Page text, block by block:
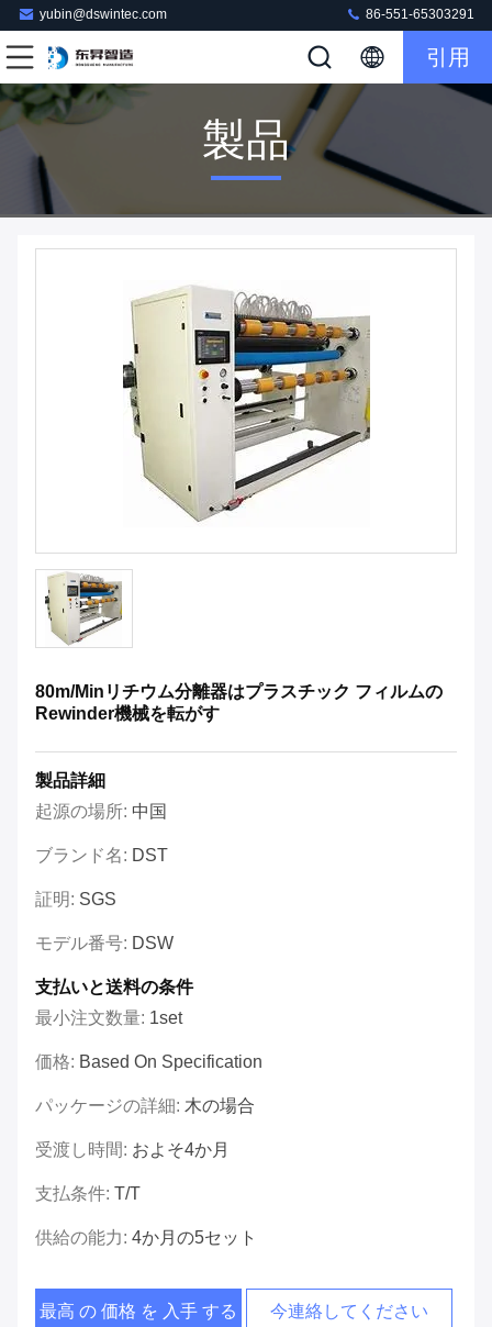
yubin@dswintec.com 86-551-65303291
引用
製品
80m/Minリチウム分離器はプラスチック フィルムの
Rewinder機械を転がす
製品詳細
起源の場所: 中国
ブランド名: DST
証明: SGS
モデル番号: DSW
支払いと送料の条件
最小注文数量: 1set
価格: Based On Specification
パッケージの詳細: 木の場合
受渡し時間: およそ4か月
支払条件: T/T
供給の能力: 4か月の5セット
最高 の 価格 を 入手 する 今連絡してください